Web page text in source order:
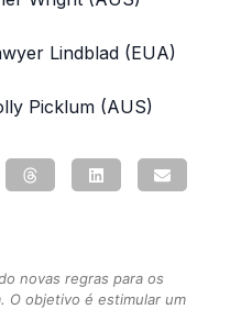
Lindblad (EUA)
Picklum (AUS)
novas regras para os
O objetivo é estimular um